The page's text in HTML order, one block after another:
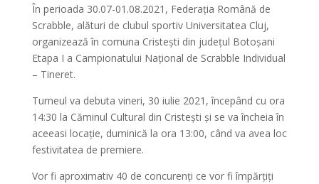
În perioada 30.07-01.08.2021, Federația Română de
Scrabble, alături de clubul sportiv Universitatea Cluj,
organizează în comuna Cristești din județul Botoșani
Etapa I a Campionatului Național de Scrabble Individual
– Tineret.
Turneul va debuta vineri, 30 iulie 2021, începând cu ora
14:30 la Căminul Cultural din Cristești și se va încheia în
aceeasi locație, duminică la ora 13:00, când va avea loc
festivitatea de premiere.
Vor fi aproximativ 40 de concurenți ce vor fi împărțiți